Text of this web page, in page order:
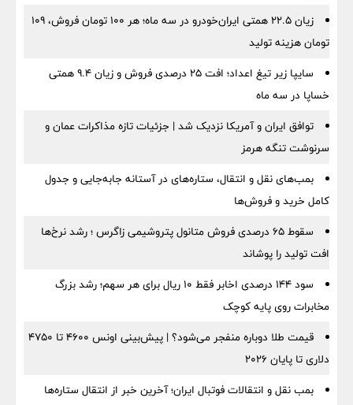
زیان ۲۲.۵ همتی ایران‌خودرو در سه ماه؛ هر ۱۰۰ تومان فروش، ۱۰۹
تومان هزینه تولید
سایپا زیر تیغ اعداد؛ افت ۲۵ درصدی فروش و زیان ۹.۴ همتی
خساپا در سه ماه
توافق ایران و آمریکا نزدیک شد | جزئیات تازه مذاکرات عمان و
سرنوشت تنگه هرمز
بمب‌های نقل و انتقال، ستاره‌های در آستانه جابه‌جایی و جدول
کامل خرید و فروش‌ها
سقوط ۶۵ درصدی فروش متانول پتروشیمی زاگرس ؛ رشد نرخ‌ها
افت تولید را پوشاند
سود ۱۴۴ درصدی اخابر فقط ۱۰ ریال برای هر سهم؛ رشد بزرگ
مخابرات روی پایه کوچک
قیمت طلا دوباره منفجر می‌شود؟ | پیش‌بینی اونس ۴۶۰۰ تا ۴۷۵۰
دلاری تا پایان ۲۰۲۶
بمب نقل‌ و انتقالات فوتبال ایران؛ آخرین خبر از انتقال ستاره‌ها